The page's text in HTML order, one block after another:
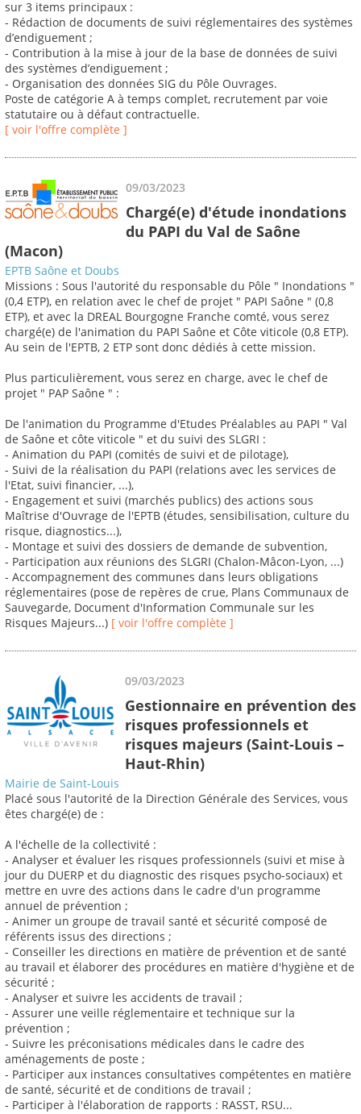
sur 3 items principaux :
- Rédaction de documents de suivi réglementaires des systèmes
d’endiguement ;
- Contribution à la mise à jour de la base de données de suivi
des systèmes d’endiguement ;
- Organisation des données SIG du Pôle Ouvrages.
Poste de catégorie A à temps complet, recrutement par voie
statutaire ou à défaut contractuelle.
[ voir l'offre complète ]
09/03/2023
Chargé(e) d'étude inondations
du PAPI du Val de Saône
(Macon)
EPTB Saône et Doubs
Missions : Sous l'autorité du responsable du Pôle " Inondations "
(0,4 ETP), en relation avec le chef de projet " PAPI Saône " (0,8
ETP), et avec la DREAL Bourgogne Franche comté, vous serez
chargé(e) de l'animation du PAPI Saône et Côte viticole (0,8 ETP).
Au sein de l'EPTB, 2 ETP sont donc dédiés à cette mission.
Plus particulièrement, vous serez en charge, avec le chef de
projet " PAP Saône " :
De l'animation du Programme d'Etudes Préalables au PAPI " Val
de Saône et côte viticole " et du suivi des SLGRI :
- Animation du PAPI (comités de suivi et de pilotage),
- Suivi de la réalisation du PAPI (relations avec les services de
l'Etat, suivi financier, ...),
- Engagement et suivi (marchés publics) des actions sous
Maîtrise d'Ouvrage de l'EPTB (études, sensibilisation, culture du
risque, diagnostics...),
- Montage et suivi des dossiers de demande de subvention,
- Participation aux réunions des SLGRI (Chalon-Mâcon-Lyon, ...)
- Accompagnement des communes dans leurs obligations
réglementaires (pose de repères de crue, Plans Communaux de
Sauvegarde, Document d'Information Communale sur les
Risques Majeurs...) [ voir l'offre complète ]
09/03/2023
Gestionnaire en prévention des
risques professionnels et
risques majeurs (Saint-Louis –
Haut-Rhin)
Mairie de Saint-Louis
Placé sous l'autorité de la Direction Générale des Services, vous
êtes chargé(e) de :
A l'échelle de la collectivité :
- Analyser et évaluer les risques professionnels (suivi et mise à
jour du DUERP et du diagnostic des risques psycho-sociaux) et
mettre en uvre des actions dans le cadre d'un programme
annuel de prévention ;
- Animer un groupe de travail santé et sécurité composé de
référents issus des directions ;
- Conseiller les directions en matière de prévention et de santé
au travail et élaborer des procédures en matière d'hygiène et de
sécurité ;
- Analyser et suivre les accidents de travail ;
- Assurer une veille réglementaire et technique sur la
prévention ;
- Suivre les préconisations médicales dans le cadre des
aménagements de poste ;
- Participer aux instances consultatives compétentes en matière
de santé, sécurité et de conditions de travail ;
- Participer à l'élaboration de rapports : RASST, RSU...